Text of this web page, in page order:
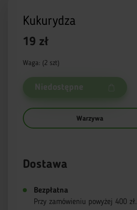
Kukurydza
19 zł
Waga: (2 szt)
Niedostępne
Warzywa
Dostawa
Bezpłatna
Przy zamówieniu powyżej 400 zł.